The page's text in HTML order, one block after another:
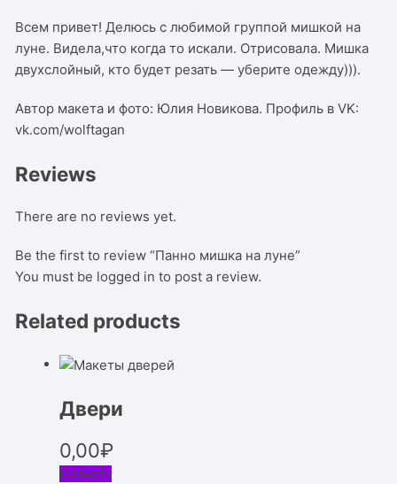
Всем привет! Делюсь с любимой группой мишкой на
луне. Видела,что когда то искали. Отрисовала. Мишка
двухслойный, кто будет резать — уберите одежду))).
Автор макета и фото: Юлия Новикова. Профиль в VK:
vk.com/wolftagan
Reviews
There are no reviews yet.
Be the first to review “Панно мишка на луне”
You must be logged in to post a review.
Related products
Двери
0,00₽
Скачать